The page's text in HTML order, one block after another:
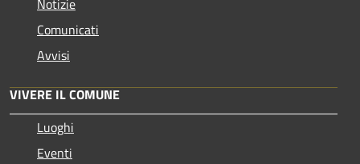
Notizie
Comunicati
Avvisi
VIVERE IL COMUNE
Luoghi
Eventi